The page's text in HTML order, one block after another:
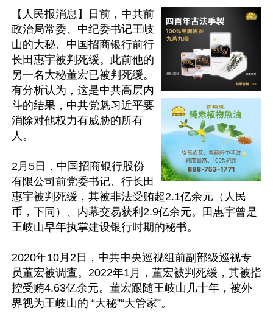
【人民报消息】日前，中共前
政治局常委、中纪委书记王岐
山的大秘、中国招商银行前行
长田惠宇被判死缓。此前他的
另一名大秘董宏已被判死缓。
有分析认为，这是中共高层内
斗的结果，中共党魁习近平要
消除对他权力有威胁的所有
人。
2月5日，中国招商银行股份
有限公司前党委书记、行长田
惠宇被判死缓，其被非法受贿超2.1亿余元（人民
币，下同）、内幕交易获利2.9亿余元。田惠宇曾是
王岐山早年执掌建设银行时期的秘书。
2020年10月2日，中共中央巡视组前副部级巡视专
员董宏被调查。2022年1月，董宏被判死缓，其被指
控受贿4.63亿余元。董宏跟随王岐山几十年，被外
界视为王岐山的 “大秘”“大管家”。